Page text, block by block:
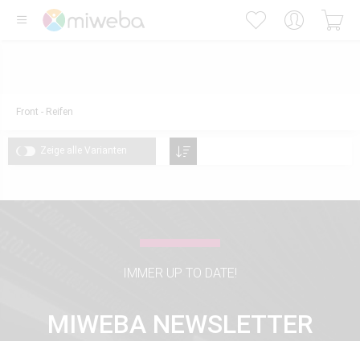
Front - Reifen
Zeige alle Varianten
IMMER UP TO DATE!
MIWEBA NEWSLETTER